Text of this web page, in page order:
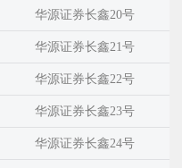
华源证券长鑫20号
华源证券长鑫21号
华源证券长鑫22号
华源证券长鑫23号
华源证券长鑫24号